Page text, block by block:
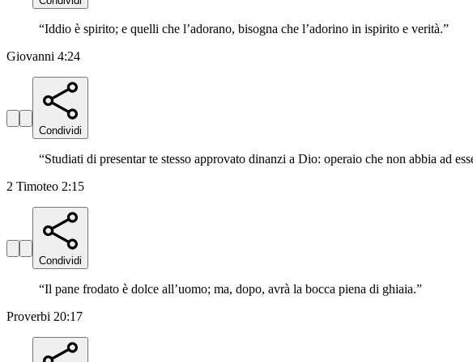
“Iddio è spirito; e quelli che l’adorano, bisogna che l’adorino in ispirito e verità.”
Giovanni 4:24
Condividi
“Studiati di presentar te stesso approvato dinanzi a Dio: operaio che non abbia ad
2 Timoteo 2:15
Condividi
“Il pane frodato è dolce all’uomo; ma, dopo, avrà la bocca piena di ghiaia.”
Proverbi 20:17